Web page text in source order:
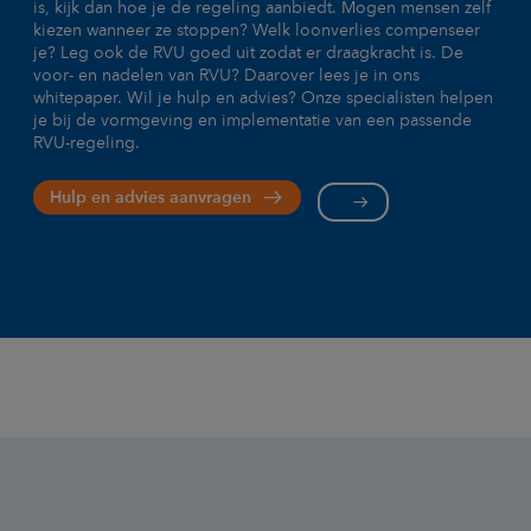
is, kijk dan hoe je de regeling aanbiedt. Mogen mensen zelf
kiezen wanneer ze stoppen? Welk loonverlies compenseer
je? Leg ook de RVU goed uit zodat er draagkracht is. De
voor- en nadelen van RVU? Daarover lees je in ons
whitepaper. Wil je hulp en advies? Onze specialisten helpen
je bij de vormgeving en implementatie van een passende
RVU-regeling.
Hulp en advies aanvragen